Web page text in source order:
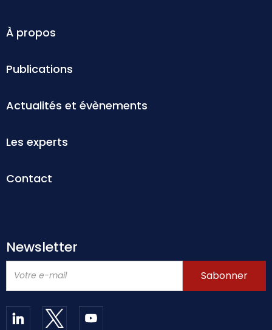
À propos
Publications
Actualités et évènements
Les experts
Contact
Newsletter